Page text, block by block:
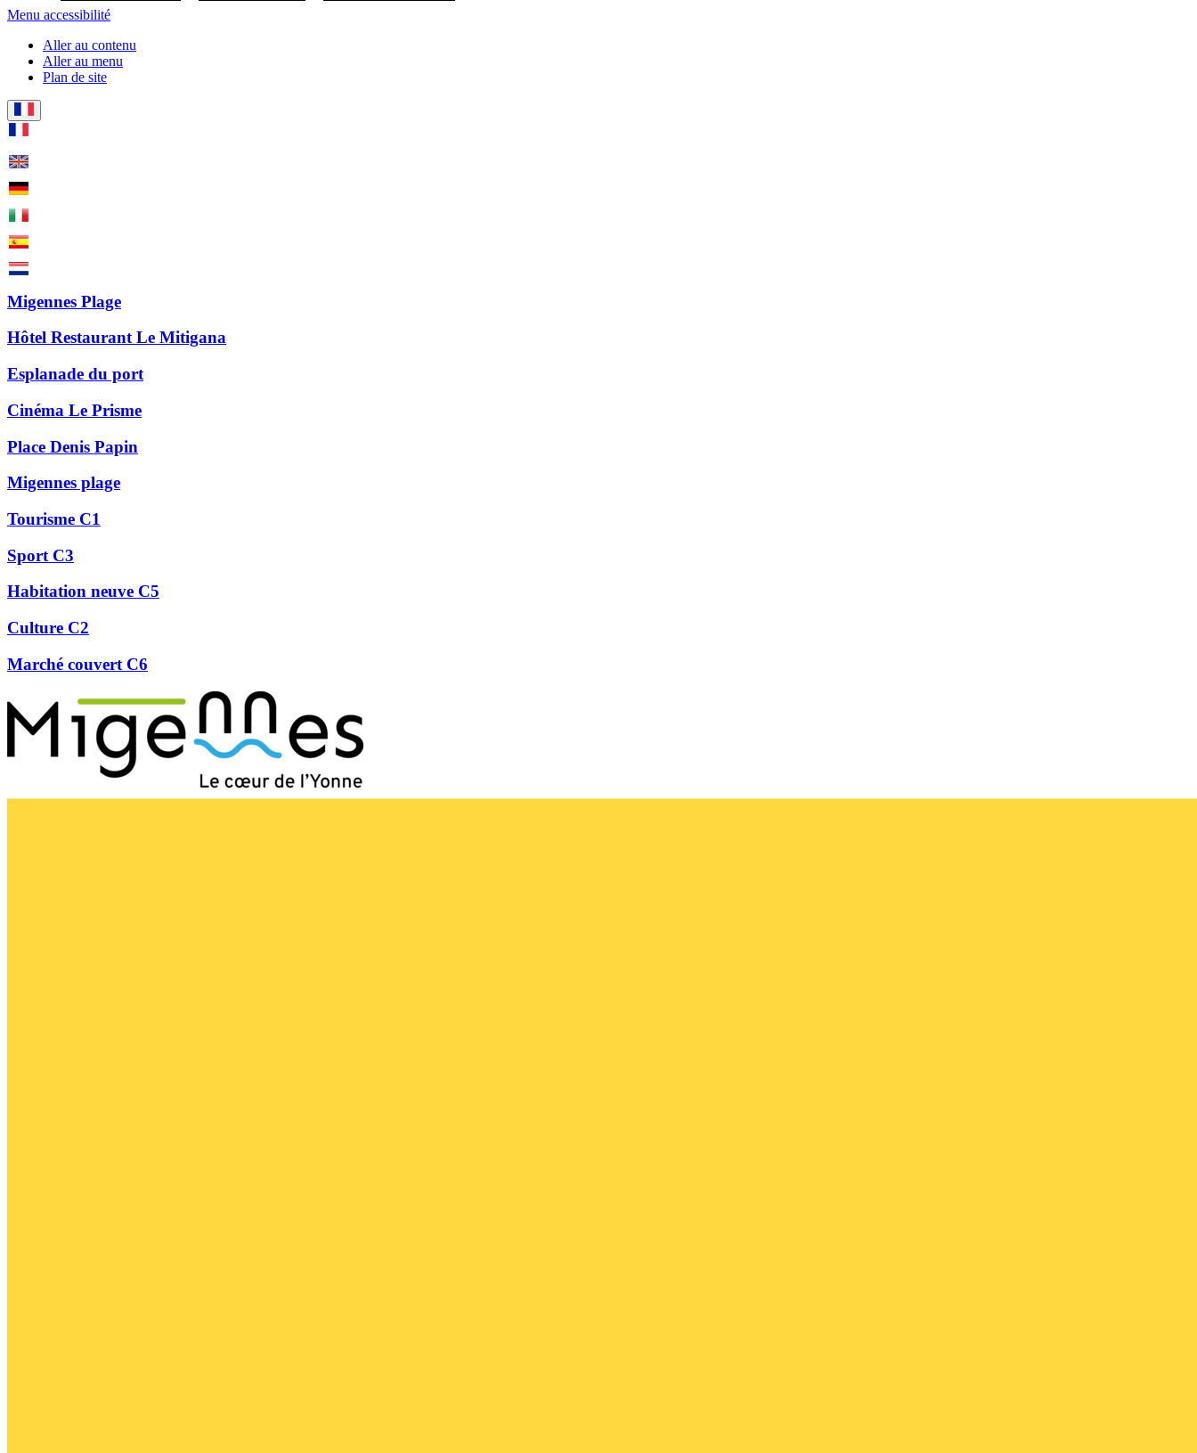
Menu accessibilité
Aller au contenu
Aller au menu
Plan de site
Migennes Plage
Hôtel Restaurant Le Mitigana
Esplanade du port
Cinéma Le Prisme
Place Denis Papin
Migennes plage
Tourisme C1
Sport C3
Habitation neuve C5
Culture C2
Marché couvert C6
Précédent
Suivant